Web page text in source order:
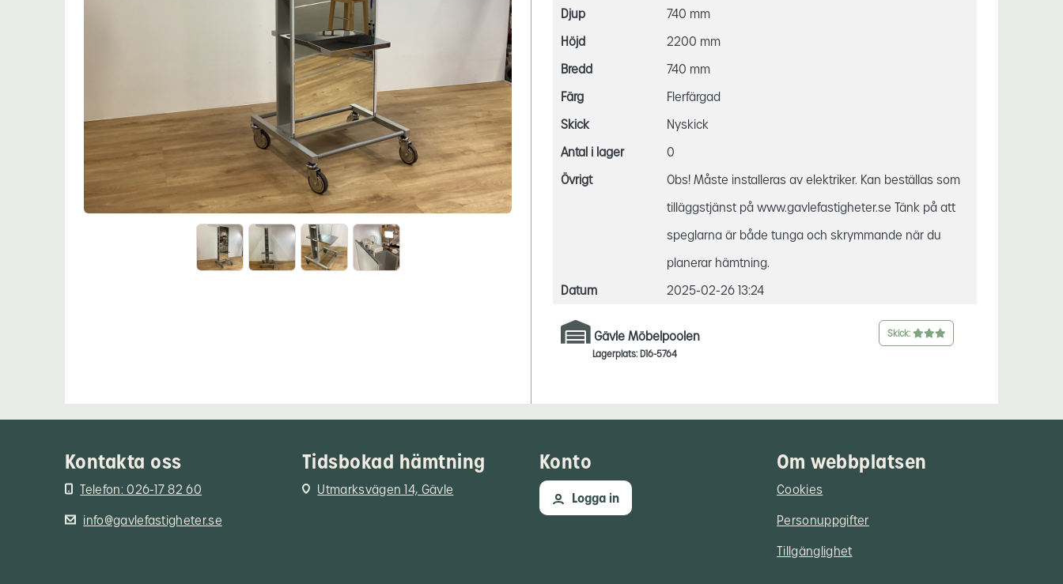
Djup
740 mm
Höjd
2200 mm
Bredd
740 mm
Färg
Flerfärgad
Skick
Nyskick
Antal i lager
0
Övrigt
Obs! Måste installeras av elektriker. Kan beställas som
tilläggstjänst på www.gavlefastigheter.se Tänk på att
speglarna är både tunga och skrymmande när du
planerar hämtning.
Datum
2025-02-26 13:24
Gävle Möbelpoolen
Lagerplats: D16-5764
Skick:
Kontakta oss
Telefon: 026-17 82 60
info@gavlefastigheter.se
Tidsbokad hämtning
Utmarksvägen 14, Gävle
Konto
Logga in
Om webbplatsen
Cookies
Personuppgifter
Tillgänglighet